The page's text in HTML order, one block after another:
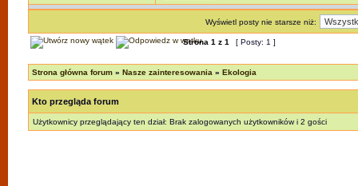
Wyświetl posty nie starsze niż:
Strona 1 z 1 [ Posty: 1 ]
Strona główna forum » Nasze zainteresowania » Ekologia
Kto przegląda forum
Użytkownicy przeglądający ten dział: Brak zalogowanych użytkowników i 2 gości